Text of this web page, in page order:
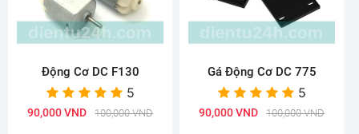
Động Cơ DC F130
5
90,000 VND 100,000 VND
Gá Động Cơ DC 775
5
90,000 VND 100,000 VND